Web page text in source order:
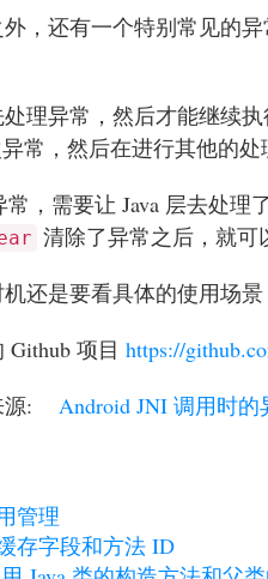
，还有一个特别常见的
理异常，然后才能继续
常，然后在进行其他的处
，需要让 Java 层去处
清除了异常之后，就
还是要看具体的使用场
项目 https://
源: Android JNI 调用时的
管理
存字段和方法 ID